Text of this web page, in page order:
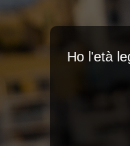
Ho l'età